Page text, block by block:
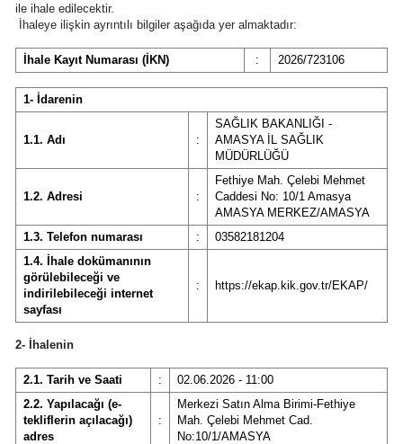
ile ihale edilecektir.
İhaleye ilişkin ayrıntılı bilgiler aşağıda yer almaktadır:
İhale Kayıt Numarası (İKN) : 2026/723106
1- İdarenin
1.1. Adı :
SAĞLIK BAKANLIĞI -
AMASYA İL SAĞLIK
MÜDÜRLÜĞÜ
1.2. Adresi :
Fethiye Mah. Çelebi Mehmet
Caddesi No: 10/1 Amasya
AMASYA MERKEZ/AMASYA
1.3. Telefon numarası
:
03582181204
1.4. İhale dokümanının
görülebileceği ve
indirilebileceği internet
sayfası
: https://ekap.kik.gov.tr/EKAP/
2- İhalenin
2.1. Tarih ve Saati :
02.06.2026 - 11:00
2.2. Yapılacağı (e-
tekliflerin açılacağı)
adres
:
Merkezi Satın Alma Birimi-Fethiye
Mah. Çelebi Mehmet Cad.
No:10/1/AMASYA